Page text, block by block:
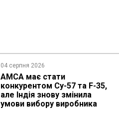
04 серпня 2026
AMCA має стати
конкурентом Су-57 та F-35,
але Індія знову змінила
умови вибору виробника